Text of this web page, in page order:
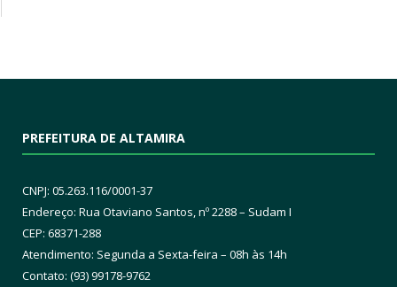
PREFEITURA DE ALTAMIRA
CNPJ: 05.263.116/0001-37
Endereço: Rua Otaviano Santos, nº 2288 – Sudam I
CEP: 68371-288
Atendimento: Segunda a Sexta-feira – 08h às 14h
Contato: (93) 99178-9762